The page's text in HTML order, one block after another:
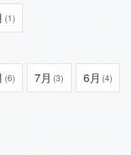
(1)
(6) 7月 (3) 6月 (4)